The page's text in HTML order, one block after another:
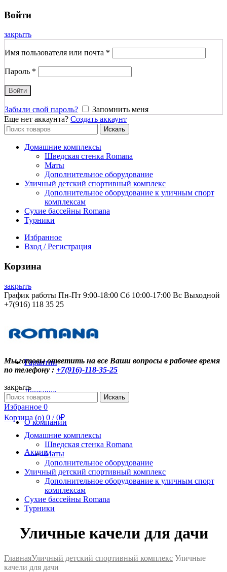
Войти
закрыть
Имя пользователя или почта *
Пароль *
Войти
Забыли свой пароль?
Запомнить меня
Еще нет аккаунта? Создать аккаунт
Search
for:
Искать
Домашние комплексы
Шведская стенка Romana
Маты
Дополнительное оборудование
Уличный детский спортивный комплекс
Дополнительное оборудование к уличным спорт
комплексам
Сухие бассейны Romana
Турники
Избранное
Вход / Регистрация
Корзина
закрыть
График работы Пн-Пт 9:00-18:00 Сб 10:00-17:00 Вс Выходной
+7(916) 118 35 25
Контакты
Гарантии
Доставка
О компании
Акции
Мы готовы ответить на все Ваши вопросы в рабочее время
по телефону : +7(916)-118-35-25
закрыть
Search
for:
Искать
Избранное 0
Корзина (o) 0 / 0₽
Домашние комплексы
Шведская стенка Romana
Маты
Дополнительное оборудование
Уличный детский спортивный комплекс
Дополнительное оборудование к уличным спорт
комплексам
Сухие бассейны Romana
Турники
Уличные качели для дачи
ГлавнаяУличный детский спортивный комплекс Уличные
качели для дачи